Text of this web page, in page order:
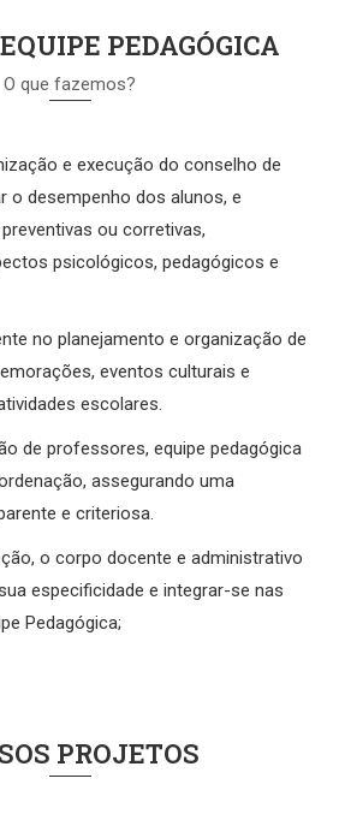
PEDAGÓGICA
O que fazemos?
e execução do conselho de
o desempenho dos alunos, e
ou corretivas,
psicológicos, pedagógicos e
no planejamento e organização de
eventos culturais e
escolares.
de professores, equipe pedagógica
assegurando uma
e criteriosa.
o corpo docente e administrativo
especificidade e integrar-se nas
Pedagógica;
PROJETOS